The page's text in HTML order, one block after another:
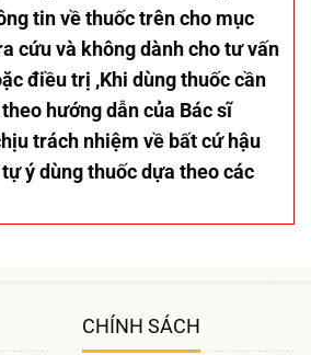
tin về thuốc trên cho mục
cứu và không dành cho tư vấn
điều trị ,Khi dùng thuốc cần
hướng dẫn của Bác sĩ
trách nhiệm về bất cứ hậu
ý dùng thuốc dựa theo các
CHÍNH SÁCH